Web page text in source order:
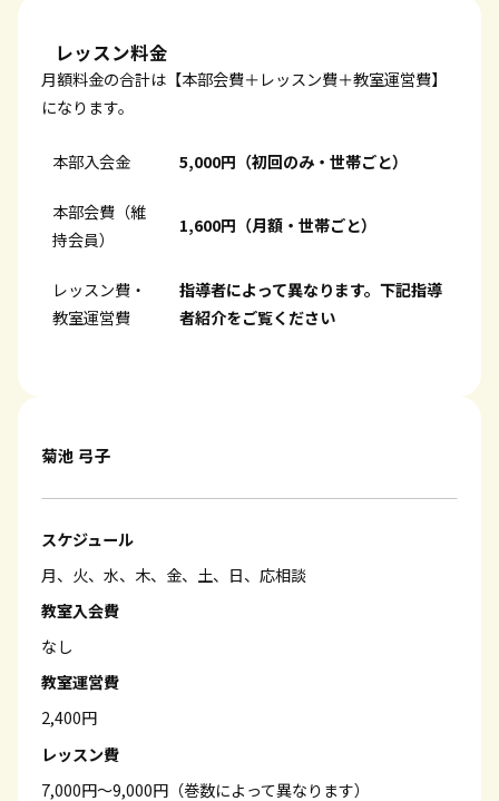
レッスン料金
月額料金の合計は【本部会費＋レッスン費＋教室運営費】
になります。
本部入会金 5,000円（初回のみ・世帯ごと）
本部会費（維
持会員）
1,600円（月額・世帯ごと）
レッスン費・
教室運営費
指導者によって異なります。下記指導
者紹介をご覧ください
菊池 弓子
スケジュール
月、火、水、木、金、土、日、応相談
教室入会費
なし
教室運営費
2,400円
レッスン費
7,000円～9,000円（巻数によって異なります）